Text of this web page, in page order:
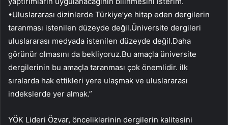
•Uluslararası dizinlerde Türkiye’ye hitap eden dergilerin
taranması istenilen düzeyde değil.Üniversite dergileri
uluslararası medyada istenilen düzeyde değil.Daha
görünür olmasını da bekliyoruz.Bu amaçla üniversite
dergilerinin bu amaçla taranması çok önemlidir. ilk
sıralarda hak ettikleri yere ulaşmak ve uluslararası
indekslerde yer almak.”
YÖK Lideri Özvar, önceliklerinin dergilerin kalitesini